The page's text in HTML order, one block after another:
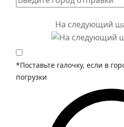
*Поставьте галочку, если в
погрузки